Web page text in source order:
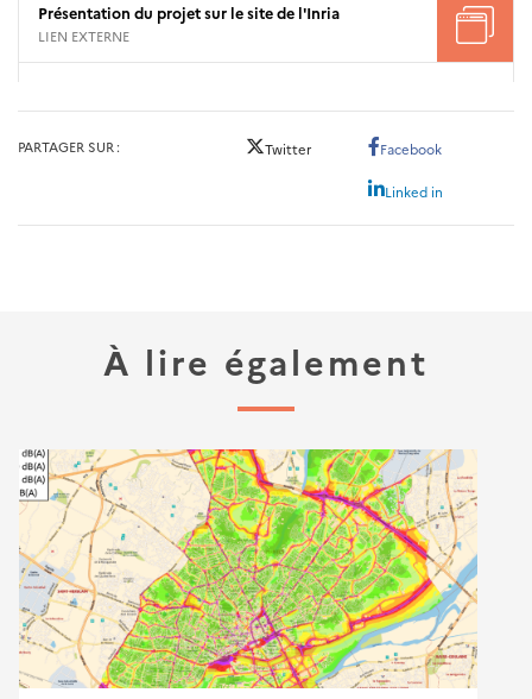
Présentation du projet sur le site de l'Inria
LIEN EXTERNE
PARTAGER SUR Twitter Facebook
Linked in
À lire également